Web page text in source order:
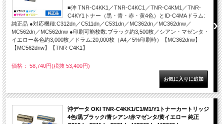
■沖 TNR-C4KK1／TNR-C4KC1／TNR-C4KM1／TNR-
C4KY1トナー（黒・青・赤・黄4色）とID-C4MAドラム:
純正品 ●対応機種:C312dn／C511dn／C531dn／MC362dn／MC362dnw／
MC562dn／MC562dnw ●印刷可能枚数:ブラック約3,500枚／シアン・マゼンタ・
イエロー各色約3,000枚／ドラム:20,000枚（A4／5%印刷時）【MC362dnw】
【MC562dnw】【TNR-C4K1】
価格： 58,740円(税抜 53,400円)
沖データ OKI TNR-C4KK1/C1/M1/Y1トナーカートリッジ
4色/黒ブラック/青シアン/赤マゼンタ/黄イエロー 純正